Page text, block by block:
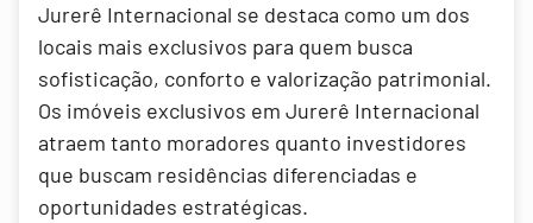
Jurerê Internacional se destaca como um dos
locais mais exclusivos para quem busca
sofisticação, conforto e valorização patrimonial.
Os imóveis exclusivos em Jurerê Internacional
atraem tanto moradores quanto investidores
que buscam residências diferenciadas e
oportunidades estratégicas.